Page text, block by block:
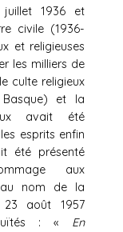
1936 et
civile (1936-
et religieuses
les milliers de
culte religieux
et la
avait été
esprits enfin
été présenté
aux
nom de la
août 1957
: « En